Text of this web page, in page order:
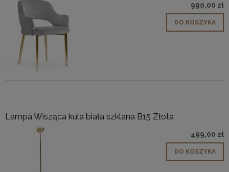
990,00 zł
DO KOSZYKA
Lampa Wisząca kula biała szklana B15 Złota
499,00 zł
DO KOSZYKA